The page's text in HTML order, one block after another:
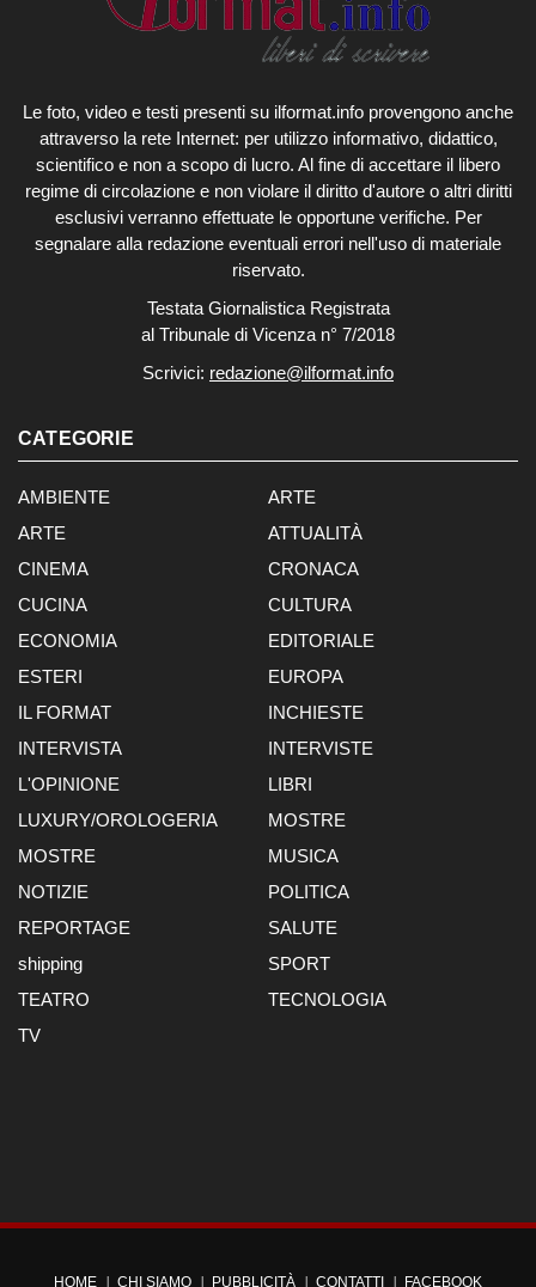
Le foto, video e testi presenti su ilformat.info provengono anche
attraverso la rete Internet: per utilizzo informativo, didattico,
scientifico e non a scopo di lucro. Al fine di accettare il libero
regime di circolazione e non violare il diritto d'autore o altri diritti
esclusivi verranno effettuate le opportune verifiche. Per
segnalare alla redazione eventuali errori nell'uso di materiale
riservato.
Testata Giornalistica Registrata
al Tribunale di Vicenza n° 7/2018
Scrivici: redazione@ilformat.info
CATEGORIE
AMBIENTE
ARTE
ARTE
ATTUALITÀ
CINEMA
CRONACA
CUCINA
CULTURA
ECONOMIA
EDITORIALE
ESTERI
EUROPA
IL FORMAT
INCHIESTE
INTERVISTA
INTERVISTE
L'OPINIONE
LIBRI
LUXURY/OROLOGERIA
MOSTRE
MOSTRE
MUSICA
NOTIZIE
POLITICA
REPORTAGE
SALUTE
shipping
SPORT
TEATRO
TECNOLOGIA
TV
HOME CHI SIAMO PUBBLICITÀ CONTATTI FACEBOOK